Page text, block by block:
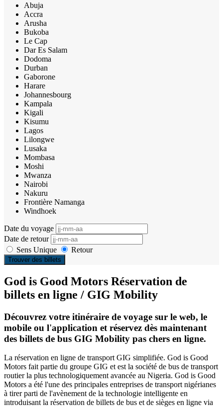
Abuja
Accra
Arusha
Bukoba
Le Cap
Dar Es Salam
Dodoma
Durban
Gaborone
Harare
Johannesbourg
Kampala
Kigali
Kisumu
Lagos
Lilongwe
Lusaka
Mombasa
Moshi
Mwanza
Nairobi
Nakuru
Frontière Namanga
Windhoek
Date du voyage
Date de retour
Sens Unique
Retour
Trouver des billets
God is Good Motors Réservation de
billets en ligne / GIG Mobility
Découvrez votre itinéraire de voyage sur le web, le
mobile ou l'application et réservez dès maintenant
des billets de bus GIG Mobility pas chers en ligne.
La réservation en ligne de transport GIG simplifiée. God is Good
Motors fait partie du groupe GIG et est la société de bus de transport
routier la plus technologiquement avancée au Nigeria. God is Good
Motors a été l'une des principales entreprises de transport nigérianes
à tirer parti de l'avènement de la technologie intelligente en
introduisant la réservation de billets de bus et de sièges en ligne via